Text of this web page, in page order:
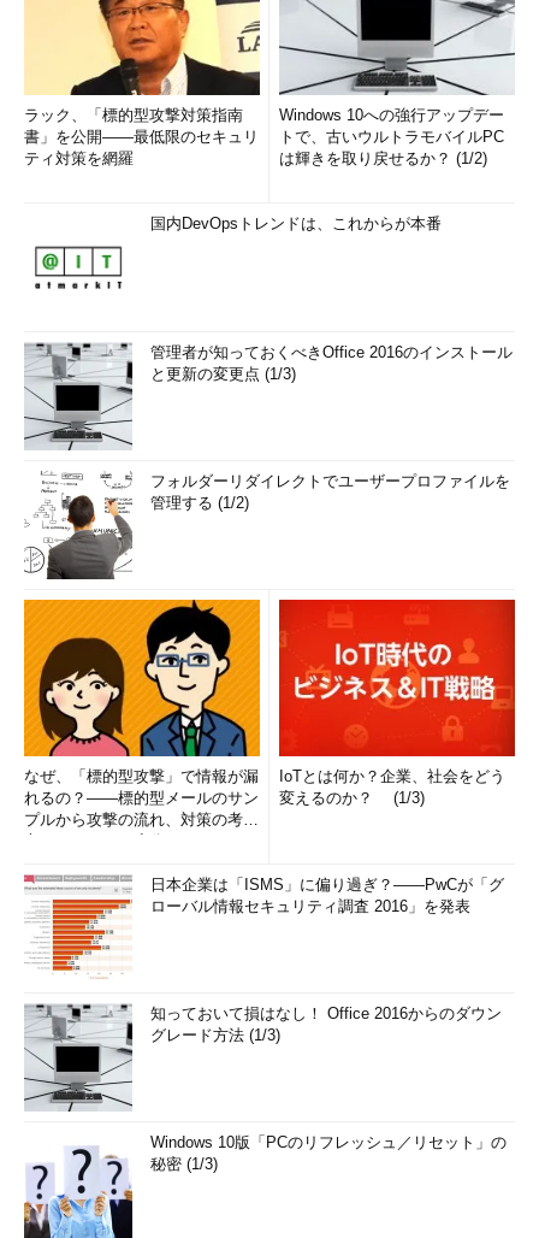
ラック、「標的型攻撃対策指南
書」を公開――最低限のセキュリ
ティ対策を網羅
Windows 10への強行アップデー
トで、古いウルトラモバイルPC
は輝きを取り戻せるか？ (1/2)
国内DevOpsトレンドは、これからが本番
管理者が知っておくべきOffice 2016のインストール
と更新の変更点 (1/3)
フォルダーリダイレクトでユーザープロファイルを
管理する (1/2)
なぜ、「標的型攻撃」で情報が漏
れるの？――標的型メールのサン
プルから攻撃の流れ、対策の考え
IoTとは何か？企業、社会をどう
変えるのか？ (1/3)
日本企業は「ISMS」に偏り過ぎ？――PwCが「グ
ローバル情報セキュリティ調査 2016」を発表
知っておいて損はなし！ Office 2016からのダウン
グレード方法 (1/3)
Windows 10版「PCのリフレッシュ／リセット」の
秘密 (1/3)